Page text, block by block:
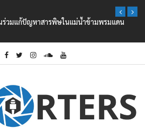
ร่วมแก้ปัญหาสารพิษในแม่น้ำข้ามพรมแดน